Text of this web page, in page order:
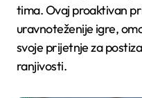
tima. Ovaj proaktivan
uravnoteženije igre,
svoje prijetnje za
ranjivosti.